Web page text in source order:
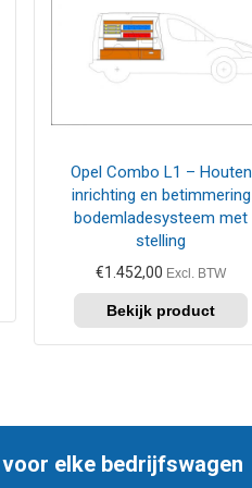
Opel Combo L1 – Houten
inrichting en betimmering
bodemladesysteem met
stelling
€1.452,00 Excl. BTW
elke bedrijfswagen